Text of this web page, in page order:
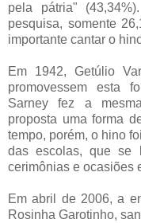
pela pátria"
pesquisa, somente
importante cantar o
Em 1942, Getúlio
promovessem esta
Sarney fez a
proposta uma forma
tempo, porém, o hino
das escolas, que se
cerimônias e ocasiões
Em abril de 2006, a
Rosinha Garotinho,